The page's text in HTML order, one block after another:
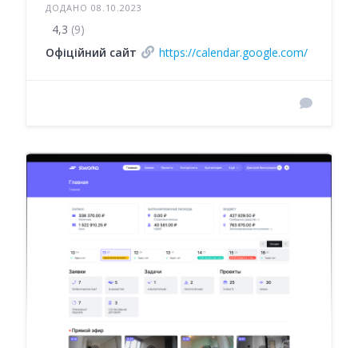
ДОДАНО 08.10.2023
4,3 (9)
Офіційний сайт
https://calendar.google.com/